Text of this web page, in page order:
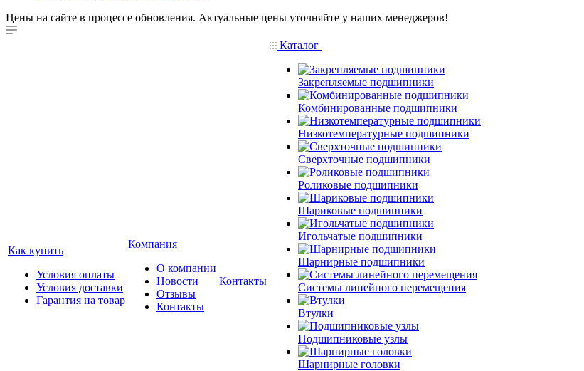
Цены на сайте в процессе обновления. Актуальные цены уточняйте у наших менеджеров!
Как купить
Условия оплаты
Условия доставки
Гарантия на товар
Компания
О компании
Новости
Отзывы
Контакты
Контакты
Каталог
Закрепляемые подшипники
Комбинированные подшипники
Низкотемпературные подшипники
Сверхточные подшипники
Роликовые подшипники
Шариковые подшипники
Игольчатые подшипники
Шарнирные подшипники
Системы линейного перемещения
Втулки
Подшипниковые узлы
Шарнирные головки